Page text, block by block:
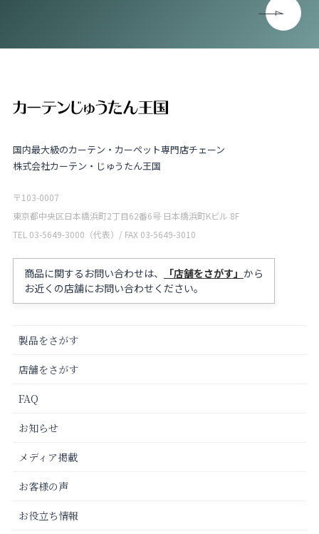
国内最大級のカーテン・カーペット専門店チェーン
株式会社カーテン・じゅうたん王国
〒103-0007
東京都中央区日本橋浜町2丁目62番6号 日本橋浜町Kビル 8F
TEL 03-5649-3000（代表）/ FAX 03-5649-3010
商品に関するお問い合わせは、 「店舗をさがす」 から
お近くの店舗にお問い合わせください。
製品をさがす
店舗をさがす
FAQ
お知らせ
メディア掲載
お客様の声
お役立ち情報